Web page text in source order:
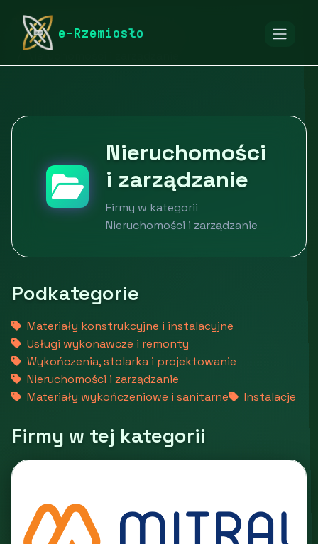
e-Rzemiosło
rymarstwo-poznan.pl
Budownictwo i nieruchomości
Nieruchomości
i zarządzanie
Firmy w kategorii
Nieruchomości i zarządzanie
Podkategorie
Materiały konstrukcyjne i instalacyjne
Usługi wykonawcze i remonty
Wykończenia, stolarka i projektowanie
Nieruchomości i zarządzanie
Materiały wykończeniowe i sanitarne
Instalacje
Firmy w tej kategorii